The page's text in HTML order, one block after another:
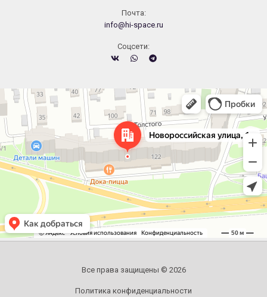
Почта:
info@hi-space.ru
Cоцсети:
Челябинск
Новороссийская улица, 122 — Яндекс.Карты
Все права защищены © 2026
Политика конфиденциальности